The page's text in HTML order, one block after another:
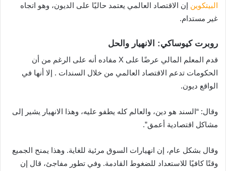
البيتكوين إن الاقتصاد العالمي يعتمد حاليًا على الديون، وهو اتجاه
غير مستدام.
روبرت كيوساكي: الانهيار والحل
قدم المعلم المالي عرضًا على X مفاده أنه على الرغم من أن
الحكومات تدعم الاقتصاد العالمي من خلال السندات . إلا أنها في
الواقع ديون.
وقال: “السند هو دين، والعالم كله يطفو عليه، وهذا الانهيار يشير إلى
مشاكل اقتصادية أعمق”.
وقال بشكل عام، إن انهيارات السوق مرئية للغاية. وهذا يمنح الجميع
وقتًا كافيًا للاستعداد للضغوط القادمة. وفي تطور مفاجئ، قال إن